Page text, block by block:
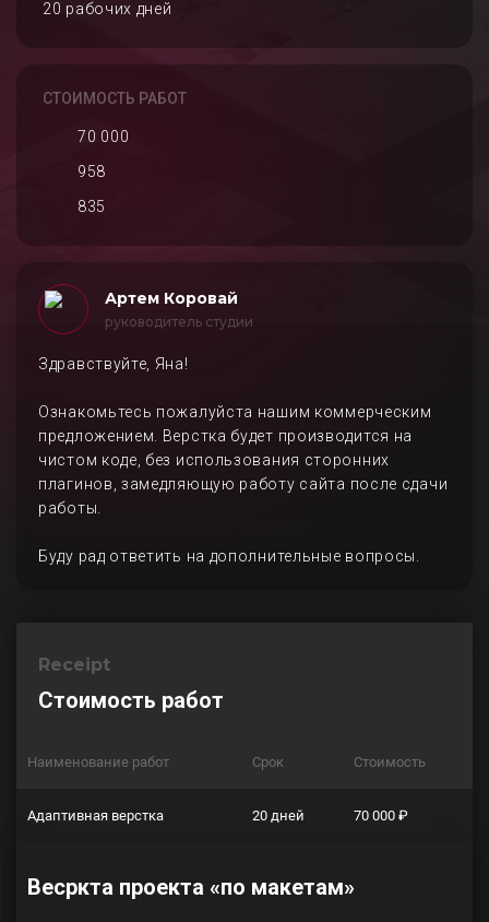
20 рабочих дней
СТОИМОСТЬ РАБОТ
70 000
958
835
Артем Коровай
руководитель студии
Здравствуйте, Яна!
Ознакомьтесь пожалуйста нашим коммерческим
предложением. Верстка будет производится на
чистом коде, без использования сторонних
плагинов, замедляющую работу сайта после сдачи
работы.
Буду рад ответить на дополнительные вопросы.
Receipt
Стоимость работ
Наименование работ Срок Стоимость
Адаптивная верстка 20 дней 70 000 ₽
Весркта проекта «по макетам»